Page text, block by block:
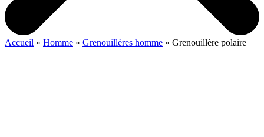
Accueil » Homme » Grenouillères homme » Grenouillère polaire